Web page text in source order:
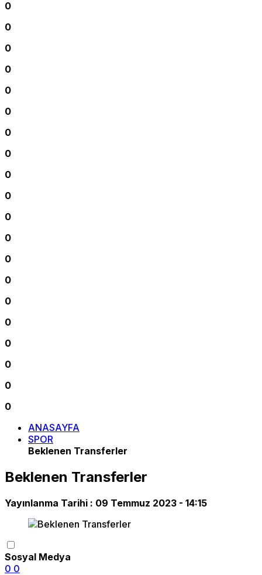
0
0
0
0
0
0
0
0
0
0
0
0
0
0
0
0
0
0
0
0
ANASAYFA
SPOR
Beklenen Transferler
Beklenen Transferler
Yayınlanma Tarihi : 09 Temmuz 2023 - 14:15
Sosyal Medya
0 0